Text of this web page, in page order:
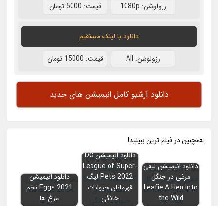
رزولوشن: 1080p قيمت: 5000 تومان
دانلود با لينک مستقيم
رزولوشن: All قيمت: 15000 تومان
دانلود آرشیو کامل انیمیشن های جدید
همچنين در فيلم ترين ببينيد!
دانلود انیمیشن لیفی
مرغی در جنگل
Leafie A Hen into
the Wild‎
دانلود انیمیشن DC
League of Super-
Pets 2022 لیگ
قهرمانان حیوانات
خانگی
دانلود انیمیشن
Eggs 2021 تخم
مرغ ها